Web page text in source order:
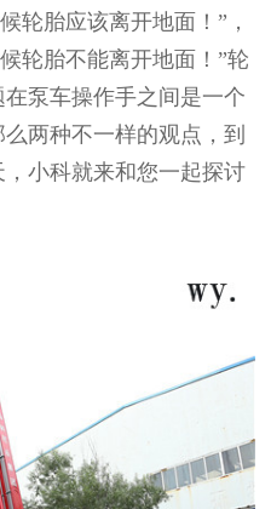
轮胎应该离开地面！”，
轮胎不能离开地面！”轮
泵车操作手之间是一个
两种不一样的观点，到
小科就来和您一起探讨